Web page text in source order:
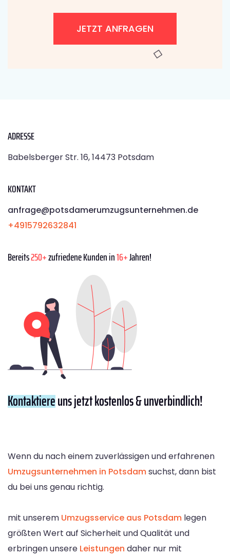
JETZT ANFRAGEN
ADRESSE
Babelsberger Str. 16, 14473 Potsdam
KONTAKT
anfrage@potsdamerumzugsunternehmen.de
+4915792632841
Bereits250+zufriedene Kunden in16+Jahren!
Kontaktiereuns jetzt kostenlos & unverbindlich!
Wenn du nach einem zuverlässigen und erfahrenen
Umzugsunternehmen in Potsdamsuchst, dann bist
du bei uns genau richtig.
mit unserem Umzugsservice aus Potsdam legen
größten Wert auf Sicherheit und Qualität und
erbringen unsere Leistungen daher nur mit